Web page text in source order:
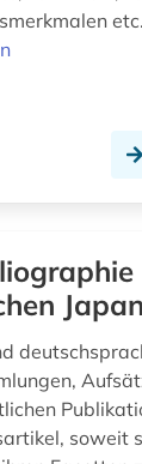
etc.
soweit